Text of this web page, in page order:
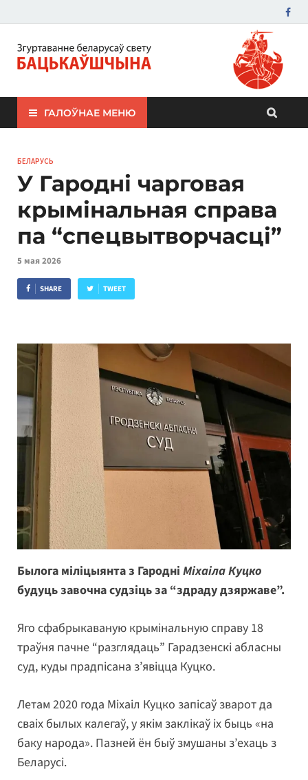
ЗБС "Бацькаўшчына"
ГАЛОЎНАЕ МЕНЮ
БЕЛАРУСЬ
У Гародні чарговая
крымінальная справа
па “спецвытворчасці”
5 мая 2026
SHARE TWEET
Былога міліцыянта з Гародні Міхаіла Куцко
будуць завочна судзіць за “здраду дзяржаве”.
Яго сфабрыкаваную крымінальную справу 18
траўня пачне “разглядаць” Гарадзенскі абласны
суд, куды прадпісана з’явіцца Куцко.
Летам 2020 года Міхаіл Куцко запісаў зварот да
сваіх былых калегаў, у якім заклікаў іх быць «на
баку народа». Пазней ён быў змушаны з’ехаць з
Беларусі.